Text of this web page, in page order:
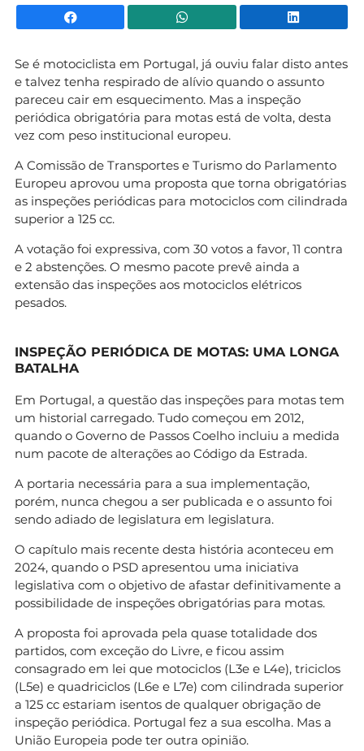
Facebook WhatsApp
Se é motociclista em Portugal, já ouviu falar disto antes
e talvez tenha respirado de alívio quando o assunto
pareceu cair em esquecimento. Mas a inspeção
periódica obrigatória para motas está de volta, desta
vez com peso institucional europeu.
A Comissão de Transportes e Turismo do Parlamento
Europeu aprovou uma proposta que torna obrigatórias
as inspeções periódicas para motociclos com cilindrada
superior a 125 cc.
A votação foi expressiva, com 30 votos a favor, 11 contra
e 2 abstenções. O mesmo pacote prevê ainda a
extensão das inspeções aos motociclos elétricos
pesados.
INSPEÇÃO PERIÓDICA DE MOTAS: UMA LONGA
BATALHA
Em Portugal, a questão das inspeções para motas tem
um historial carregado. Tudo começou em 2012,
quando o Governo de Passos Coelho incluiu a medida
num pacote de alterações ao Código da Estrada.
A portaria necessária para a sua implementação,
porém, nunca chegou a ser publicada e o assunto foi
sendo adiado de legislatura em legislatura.
O capítulo mais recente desta história aconteceu em
2024, quando o PSD apresentou uma iniciativa
legislativa com o objetivo de afastar definitivamente a
possibilidade de inspeções obrigatórias para motas.
A proposta foi aprovada pela quase totalidade dos
partidos, com exceção do Livre, e ficou assim
consagrado em lei que motociclos (L3e e L4e), triciclos
(L5e) e quadriciclos (L6e e L7e) com cilindrada superior
a 125 cc estariam isentos de qualquer obrigação de
inspeção periódica. Portugal fez a sua escolha. Mas a
União Europeia pode ter outra opinião.